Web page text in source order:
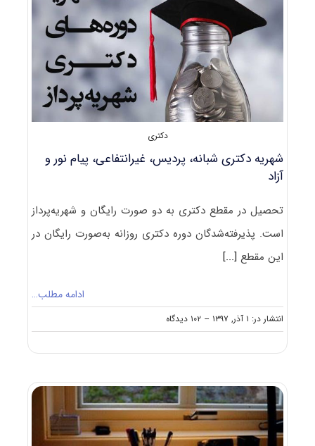
دکتری
شهریه دکتری شبانه، پردیس، غیرانتفاعی، پیام نور و
آزاد
تحصیل در مقطع دکتری به دو صورت رایگان و شهریه‌پرداز
است. پذیرفته‌شدگان دوره دکتری روزانه به‌صورت رایگان در
این مقطع[...]
ادامه مطلب…
انتشار در: ۱ آذر, ۱۳۹۷ -- ۱۰۲ دیدگاه
on
شهریه
شبانه،
غیرانتفاعی،
پیام
نور
و
آزاد